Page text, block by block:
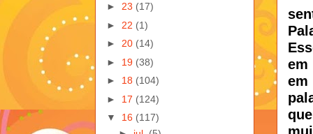
em
em
► 23 (17)
► 22 (1)
► 20 (14)
► 19 (38)
► 18 (104)
► 17 (124)
▼ 16 (117)